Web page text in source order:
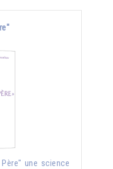
une science